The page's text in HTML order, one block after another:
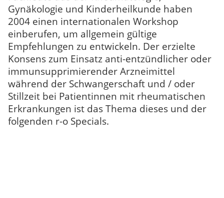
Gynäkologie und Kinderheilkunde haben
2004 einen internationalen Workshop
einberufen, um allgemein gültige
Empfehlungen zu entwickeln. Der erzielte
Konsens zum Einsatz anti-entzündlicher oder
immunsupprimierender Arzneimittel
während der Schwangerschaft und / oder
Stillzeit bei Patientinnen mit rheumatischen
Erkrankungen ist das Thema dieses und der
folgenden r-o Specials.